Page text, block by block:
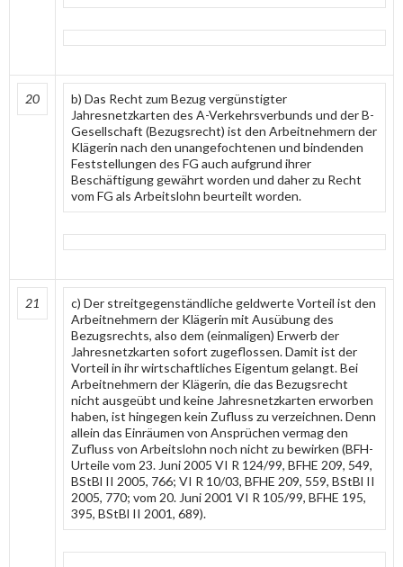
20
b) Das Recht zum Bezug vergünstigter
Jahresnetzkarten des A-Verkehrsverbunds und der B-
Gesellschaft (Bezugsrecht) ist den Arbeitnehmern der
Klägerin nach den unangefochtenen und bindenden
Feststellungen des FG auch aufgrund ihrer
Beschäftigung gewährt worden und daher zu Recht
vom FG als Arbeitslohn beurteilt worden.
21
c) Der streitgegenständliche geldwerte Vorteil ist den
Arbeitnehmern der Klägerin mit Ausübung des
Bezugsrechts, also dem (einmaligen) Erwerb der
Jahresnetzkarten sofort zugeflossen. Damit ist der
Vorteil in ihr wirtschaftliches Eigentum gelangt. Bei
Arbeitnehmern der Klägerin, die das Bezugsrecht
nicht ausgeübt und keine Jahresnetzkarten erworben
haben, ist hingegen kein Zufluss zu verzeichnen. Denn
allein das Einräumen von Ansprüchen vermag den
Zufluss von Arbeitslohn noch nicht zu bewirken (BFH-
Urteile vom 23. Juni 2005 VI R 124/99, BFHE 209, 549,
BStBl II 2005, 766; VI R 10/03, BFHE 209, 559, BStBl II
2005, 770; vom 20. Juni 2001 VI R 105/99, BFHE 195,
395, BStBl II 2001, 689).